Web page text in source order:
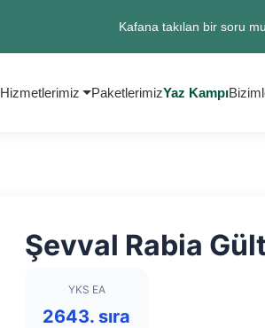
Kafana takılan bir soru
Hizmetlerimiz PaketlerimizYaz Kampı
Şevval Rabia
YKS EA
2643. sıra